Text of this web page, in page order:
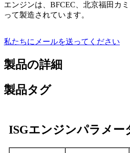
エンジンは、BFCEC、北京福田カ
って製造されています。
私たちにメールを送ってください
製品の詳細
製品タグ
ISGエンジンパラメー